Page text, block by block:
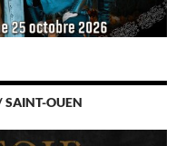
SAINT-OUEN